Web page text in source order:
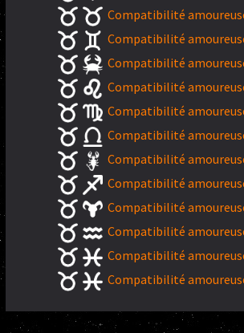
Compatibilité
Compatibilité
Compatibilité
Compatibilité
Compatibilité
Compatibilité
Compatibilité
Compatibilité
Compatibilité
Compatibilité
Compatibilité
Compatibilité